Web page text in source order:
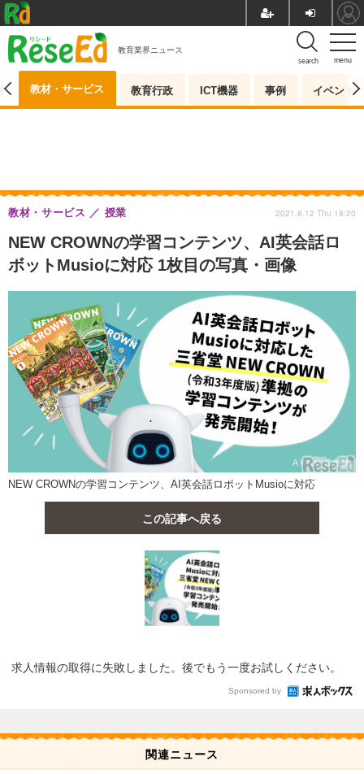
menu
search
教育業界ニュース
教材・サービス 教育行政 ICT機器 事例 イベント
NEW CROWNの学習コンテンツ、AI英会話ロ
ボットMusioに対応 1枚目の写真・画像
教材・サービス 授業 2021.8.12 Thu 18:20
NEW CROWNの学習コンテンツ、AI英会話ロボットMusioに対応
この記事へ戻る
求人情報の取得に失敗しました。後でもう一度お試しください。
Sponsored by
関連ニュース